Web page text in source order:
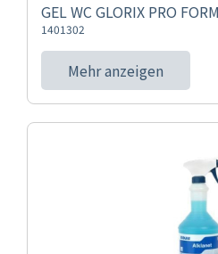
GEL WC GLORIX PRO
1401302
Mehr anzeigen